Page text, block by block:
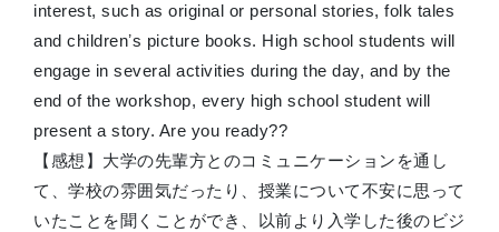
interest, such as original or personal stories, folk tales
and childrenʼs picture books. High school students will
engage in several activities during the day, and by the
end of the workshop, every high school student will
present a story. Are you ready??
【感想】大学の先輩方とのコミュニケーションを通し
て、学校の雰囲気だったり、授業について不安に思って
いたことを聞くことができ、以前より入学した後のビジ